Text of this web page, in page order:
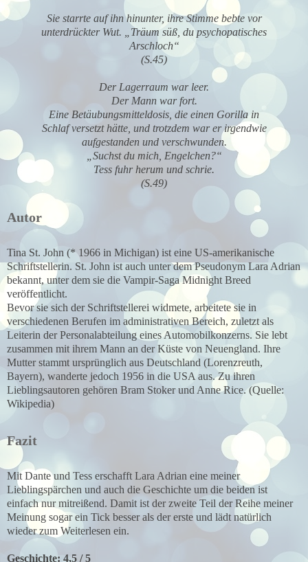
Sie starrte auf ihn hinunter, ihre Stimme bebte vor
unterdrückter Wut.
„Träum süß, du psychopatisches
Arschloch“
(S.45)
Der Lagerraum war leer.
Der Mann war fort.
Eine Betäubungsmitteldosis, die einen Gorilla in
Schlaf versetzt hätte, und trotzdem war er irgendwie
aufgestanden und verschwunden.
„Suchst du mich, Engelchen?“
Tess fuhr herum und schrie.
(S.49)
Autor
Tina St. John (* 1966 in Michigan) ist eine US-amerikanische
Schriftstellerin. St. John ist auch unter dem Pseudonym Lara Adrian
bekannt, unter dem sie die Vampir-Saga Midnight Breed
veröffentlicht.
Bevor sie sich der Schriftstellerei widmete, arbeitete sie in
verschiedenen Berufen im administrativen Bereich, zuletzt als
Leiterin der Personalabteilung eines Automobilkonzerns. Sie lebt
zusammen mit ihrem Mann an der Küste von Neuengland. Ihre
Mutter stammt ursprünglich aus Deutschland (Lorenzreuth,
Bayern), wanderte jedoch 1956 in die USA aus. Zu ihren
Lieblingsautoren gehören Bram Stoker und Anne Rice. (Quelle:
Wikipedia)
Fazit
Mit Dante und Tess erschafft Lara Adrian eine meiner
Lieblingspärchen und auch die Geschichte um die beiden ist
einfach nur mitreißend. Damit ist der zweite Teil der Reihe meiner
Meinung sogar ein Tick besser als der erste und lädt natürlich
wieder zum Weiterlesen ein.
Geschichte: 4,5 / 5